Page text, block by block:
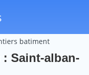
batiment
Saint-alban-